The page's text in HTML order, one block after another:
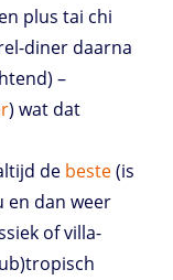
plus tai chi
diner daarna
–
) wat dat
de beste(is
en dan weer
of villa-